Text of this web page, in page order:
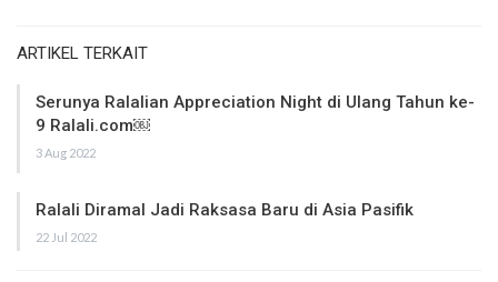
ARTIKEL TERKAIT
Serunya Ralalian Appreciation Night di Ulang Tahun ke-
9 Ralali.com￼
3 Aug 2022
Ralali Diramal Jadi Raksasa Baru di Asia Pasifik
22 Jul 2022